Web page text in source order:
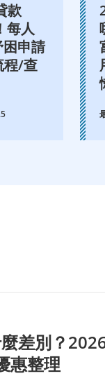
款
每人
申請
程/查
差別？
惠整理